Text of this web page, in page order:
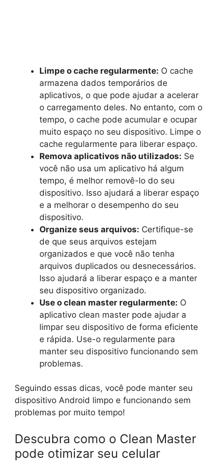
Limpe o cache regularmente: O cache
armazena dados temporários de
aplicativos, o que pode ajudar a acelerar
o carregamento deles. No entanto, com o
tempo, o cache pode acumular e ocupar
muito espaço no seu dispositivo. Limpe o
cache regularmente para liberar espaço.
Remova aplicativos não utilizados: Se
você não usa um aplicativo há algum
tempo, é melhor removê-lo do seu
dispositivo. Isso ajudará a liberar espaço
e a melhorar o desempenho do seu
dispositivo.
Organize seus arquivos: Certifique-se
de que seus arquivos estejam
organizados e que você não tenha
arquivos duplicados ou desnecessários.
Isso ajudará a liberar espaço e a manter
seu dispositivo organizado.
Use o clean master regularmente: O
aplicativo clean master pode ajudar a
limpar seu dispositivo de forma eficiente
e rápida. Use-o regularmente para
manter seu dispositivo funcionando sem
problemas.
Seguindo essas dicas, você pode manter seu
dispositivo Android limpo e funcionando sem
problemas por muito tempo!
Descubra como o Clean Master
pode otimizar seu celular